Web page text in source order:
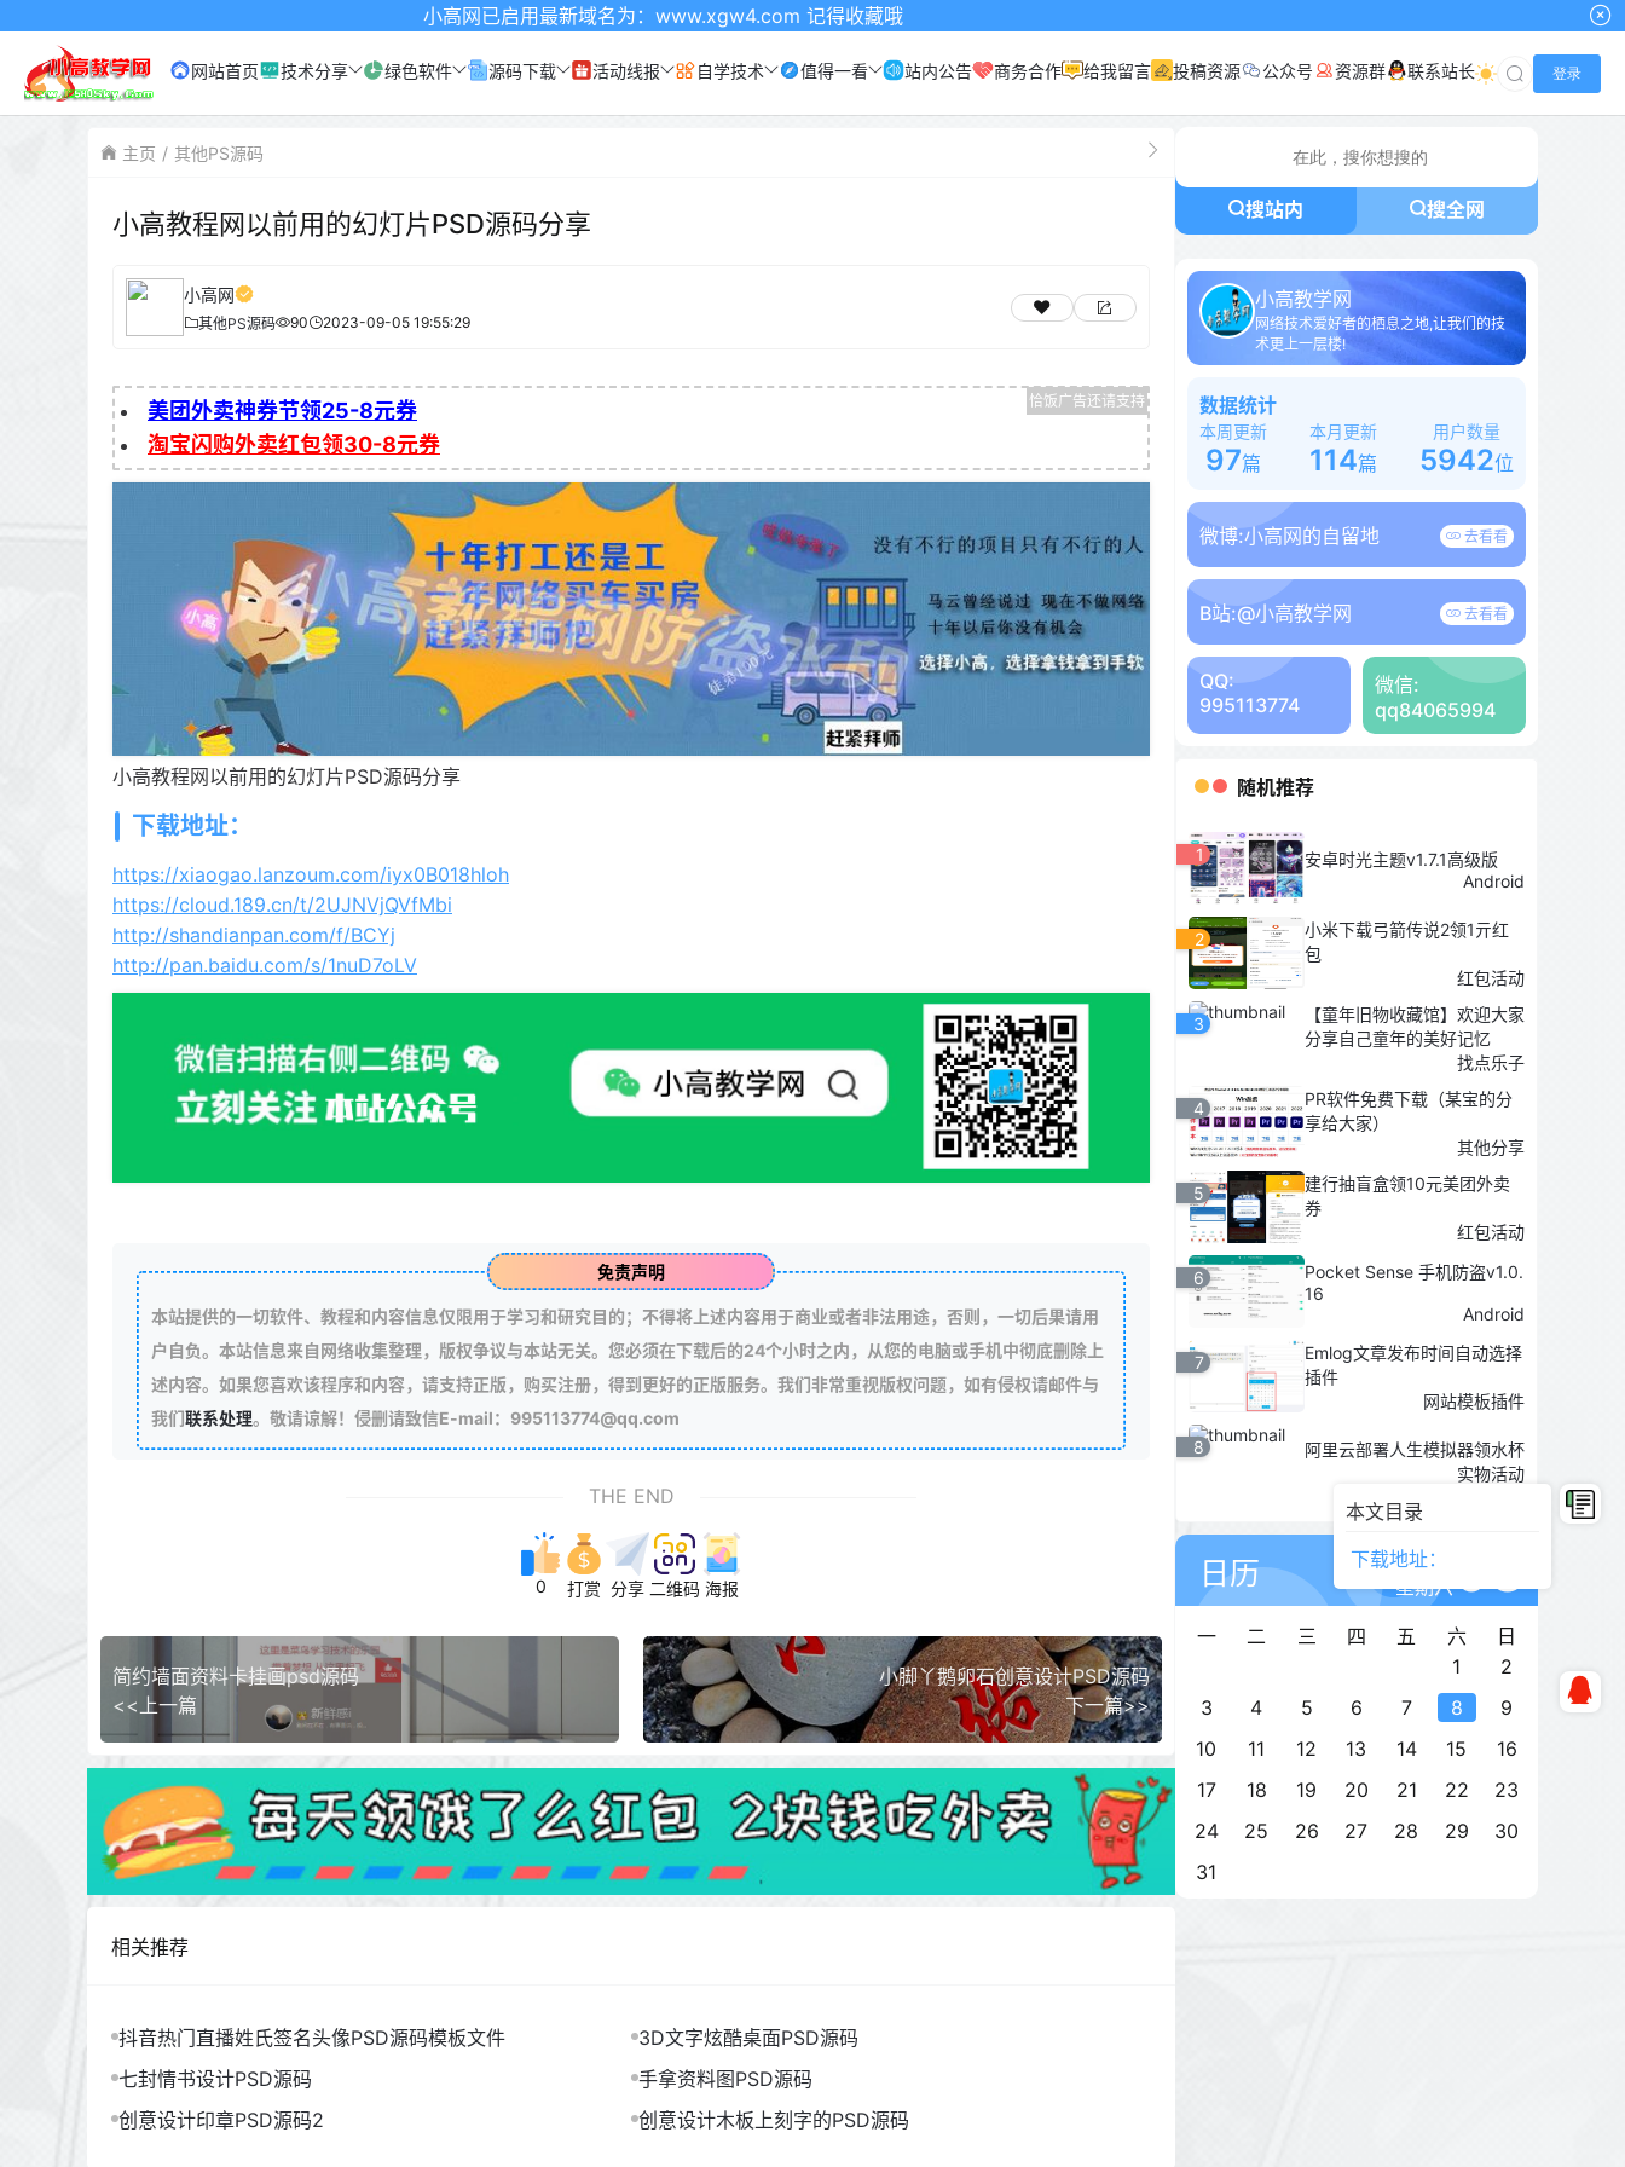
本文目录
下载地址：
小高网已启用最新域名为：www.xgw4.com 记得收藏哦
网站首页 技术分享 绿色软件 源码下载 活动线报 自学技术 值得一看 站内公告 商务合作 给我留言 投稿资源 公众号 资源群 联系站长 登录
主页 其他PS源码
小高教程网以前用的幻灯片PSD源码分享
小高网
其他PS源码 90 2023-09-05 19:55:29
美团外卖神券节领25-8元券
淘宝闪购外卖红包领30-8元券
小高教程网以前用的幻灯片PSD源码分享
下载地址：
https://xiaogao.lanzoum.com/iyx0B018hloh
https://cloud.189.cn/t/2UJNVjQVfMbi
http://shandianpan.com/f/BCYj
http://pan.baidu.com/s/1nuD7oLV
免责声明
本站提供的一切软件、教程和内容信息仅限用于学习和研究目的；不得将上述内容用于商业或者非法用途，否则，一切后果请用
户自负。本站信息来自网络收集整理，版权争议与本站无关。您必须在下载后的24个小时之内，从您的电脑或手机中彻底删除上
述内容。如果您喜欢该程序和内容，请支持正版，购买注册，得到更好的正版服务。我们非常重视版权问题，如有侵权请邮件与
我们联系处理。敬请谅解！侵删请致信E-mail：995113774@qq.com
THE END
0 打赏 分享 二维码 海报
简约墙面资料卡挂画psd源码
<<上一篇
小脚丫鹅卵石创意设计PSD源码
下一篇>>
相关推荐
抖音热门直播姓氏签名头像PSD源码模板文件
3D文字炫酷桌面PSD源码
七封情书设计PSD源码
手拿资料图PSD源码
创意设计印章PSD源码2
创意设计木板上刻字的PSD源码
搜站内 搜全网
小高教学网
网络技术爱好者的栖息之地,让我们的技
术更上一层楼!
数据统计
本周更新
97篇
本月更新
114篇
用户数量
5942位
微博:小高网的自留地 去看看
B站:@小高教学网 去看看
QQ:
995113774
微信:
qq84065994
随机推荐
1
安卓时光主题v1.7.1高级版
Android
2
小米下载弓箭传说2领1亓红
包
红包活动
3
【童年旧物收藏馆】欢迎大家
分享自己童年的美好记忆
找点乐子
4
PR软件免费下载（某宝的分
享给大家）
其他分享
5
建行抽盲盒领10元美团外卖
券
红包活动
6
Pocket Sense 手机防盗v1.0.
16
Android
7
Emlog文章发布时间自动选择
插件
网站模板插件
8
阿里云部署人生模拟器领水杯
实物活动
日历
8月
星期六08
一 二 三 四 五 六
日
1
2
3
4 5 6 7 8
9
10
11 12 13 14 15
16
17
18 19 20 21 22
23
24
25 26 27 28 29
30
31